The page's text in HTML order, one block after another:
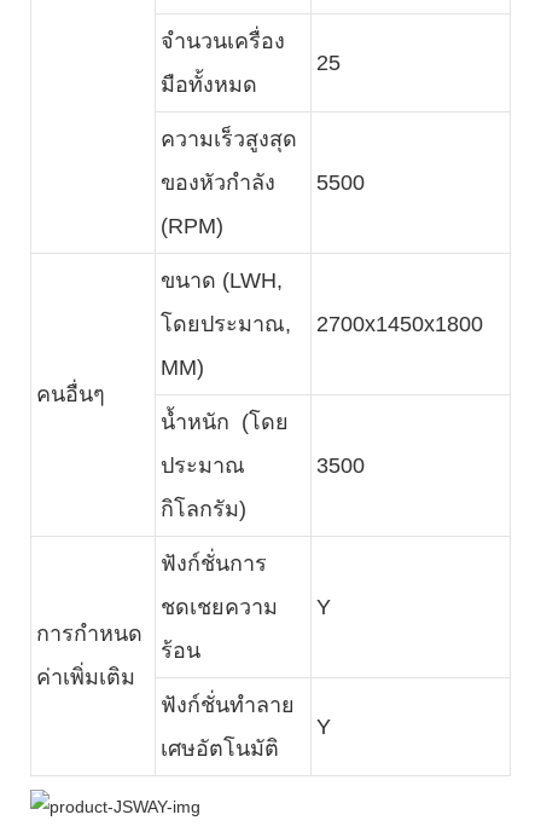
จำนวนเครื่อง
มือทั้งหมด
25
ความเร็วสูงสุด
ของหัวกำลัง
(RPM)
5500
คนอื่นๆ
ขนาด (LWH,
โดยประมาณ,
MM)
2700x1450x1800
น้ำหนัก (โดย
ประมาณ
กิโลกรัม)
3500
การกำหนด
ค่าเพิ่มเติม
ฟังก์ชั่นการ
ชดเชยความ
ร้อน
Y
ฟังก์ชั่นทำลาย
เศษอัตโนมัติ
Y